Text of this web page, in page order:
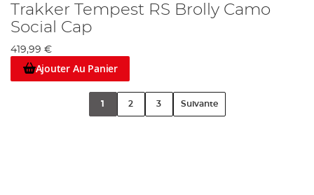
Trakker Tempest RS Brolly Camo
Social Cap
419,99 €
Ajouter Au Panier
1 2 3 Suivante